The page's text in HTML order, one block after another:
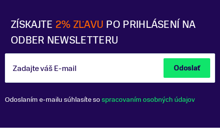
ZÍSKAJTE 2% ZĽAVU PO PRIHLÁSENÍ NA
ODBER NEWSLETTERU
Zadajte váš E-mail Odoslať
Odoslaním e-mailu súhlasíte sospracovaním osobných údajov